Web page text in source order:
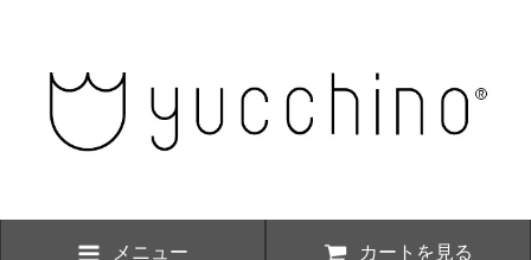
メニュー カートを見る